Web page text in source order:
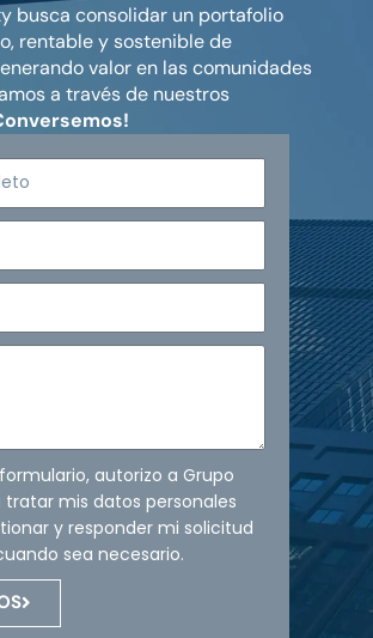
busca consolidar un portafolio
rentable y sostenible de
valor en las comunidades
a través de nuestros
autorizo a Grupo
tratar mis datos personales
y responder mi solicitud
sea necesario.